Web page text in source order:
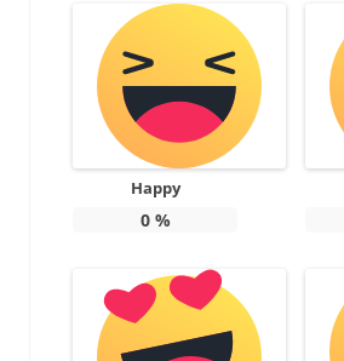
Happy
0%